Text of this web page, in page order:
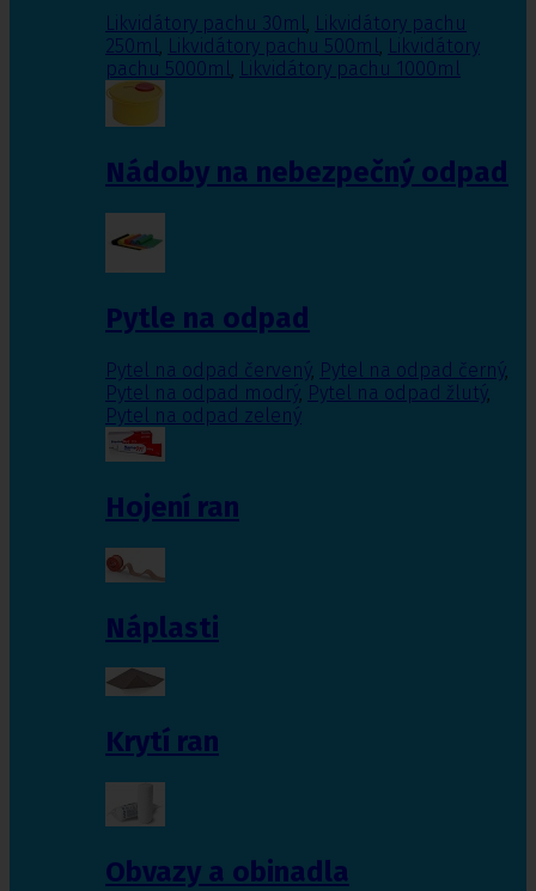
Likvidátory pachu 30ml, Likvidátory pachu
250ml, Likvidátory pachu 500ml, Likvidátory
pachu 5000ml, Likvidátory pachu 1000ml
Nádoby na nebezpečný odpad
Pytle na odpad
Pytel na odpad červený, Pytel na odpad černý,
Pytel na odpad modrý, Pytel na odpad žlutý,
Pytel na odpad zelený
Hojení ran
Náplasti
Krytí ran
Obvazy a obinadla